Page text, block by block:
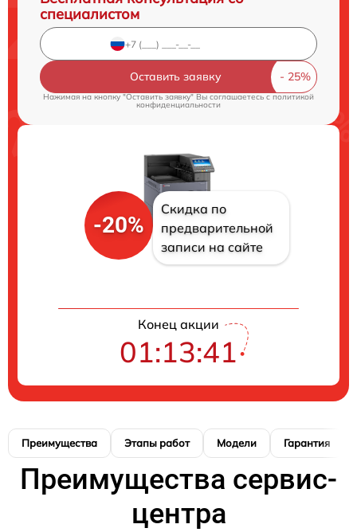
специалистом
Оставить заявку
Нажимая на кнопку "Оставить заявку" Вы соглашаетесь c политикой
конфиденциальности
-20%
Скидка по
предварительной
записи на сайте
Конец акции
01:13:40
Преимущества Этапы работ Модели Гарантия
Преимущества сервис-
центра